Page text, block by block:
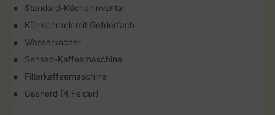
Standard-Kücheninventar
Kühlschrank mit Gefrierfach
Wasserkocher
Senseo-Kaffeemaschine
Filterkaffeemaschine
Gasherd (4 Felder)